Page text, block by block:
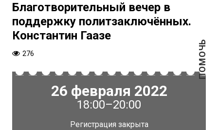
ПОМОЧЬ
Благотворительный вечер в
поддержку политзаключённых.
Константин Гаазе
276
26 февраля 2022
18:00–20:00
Регистрация закрыта